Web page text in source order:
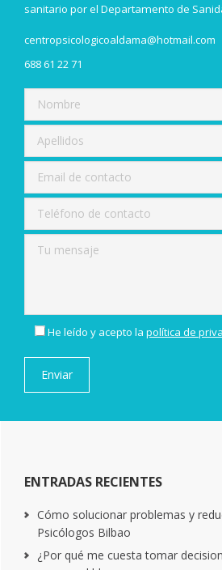
sanitario por el Departamento de
centropsicologicoaldama@hotmail.com
688 61 22 71
He leído y acepto lapolítica de
ENTRADAS RECIENTES
Cómo solucionar problemas y
Psicólogos Bilbao
¿Por qué me cuesta tomar